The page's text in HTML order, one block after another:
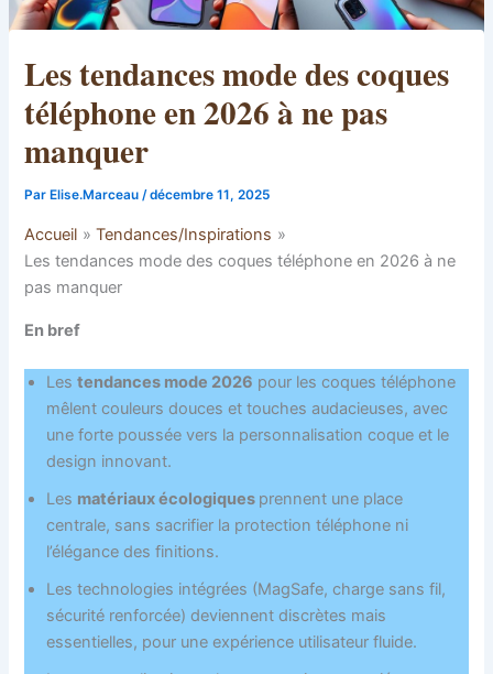
Les tendances mode des coques
téléphone en 2026 à ne pas
manquer
Par Elise.Marceau/décembre 11, 2025
Accueil
Tendances/Inspirations
Les tendances mode des coques téléphone en 2026 à ne
pas manquer
En bref
Lestendances mode 2026 pour les coques téléphone
mêlent couleurs douces et touches audacieuses, avec
une forte poussée vers la personnalisation coque et le
design innovant.
Les matériaux écologiques prennent une place
centrale, sans sacrifier la protection téléphone ni
l’élégance des finitions.
Les technologies intégrées (MagSafe, charge sans fil,
sécurité renforcée) deviennent discrètes mais
essentielles, pour une expérience utilisateur fluide.